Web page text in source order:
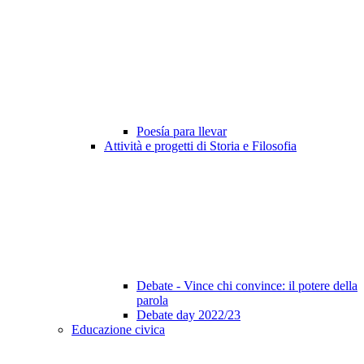
Poesía para llevar
Attività e progetti di Storia e Filosofia
Debate - Vince chi convince: il potere della
parola
Debate day 2022/23
Educazione civica